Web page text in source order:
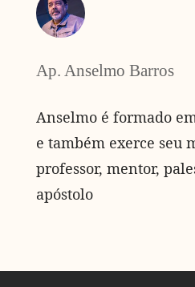
Ap. Anselmo Barros
Anselmo é formado
e também exerce seu
professor, mentor,
apóstolo